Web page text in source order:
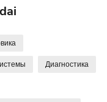
Диагностика